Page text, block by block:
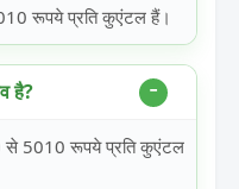
रूपये प्रति कुएंटल हैं।
है?
से 5010 रूपये प्रति कुएंटल